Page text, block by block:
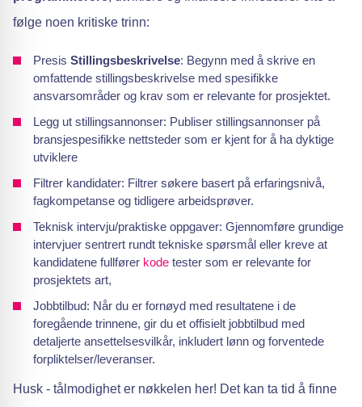
følge noen kritiske trinn:
Presis Stillingsbeskrivelse: Begynn med å skrive en
omfattende stillingsbeskrivelse med spesifikke
ansvarsområder og krav som er relevante for prosjektet.
Legg ut stillingsannonser: Publiser stillingsannonser på
bransjespesifikke nettsteder som er kjent for å ha dyktige
utviklere
Filtrer kandidater: Filtrer søkere basert på erfaringsnivå,
fagkompetanse og tidligere arbeidsprøver.
Teknisk intervju/praktiske oppgaver: Gjennomføre grundige
intervjuer sentrert rundt tekniske spørsmål eller kreve at
kandidatene fullfører kode tester som er relevante for
prosjektets art,
Jobbtilbud: Når du er fornøyd med resultatene i de
foregående trinnene, gir du et offisielt jobbtilbud med
detaljerte ansettelsesvilkår, inkludert lønn og forventede
forpliktelser/leveranser.
Husk - tålmodighet er nøkkelen her! Det kan ta tid å finne